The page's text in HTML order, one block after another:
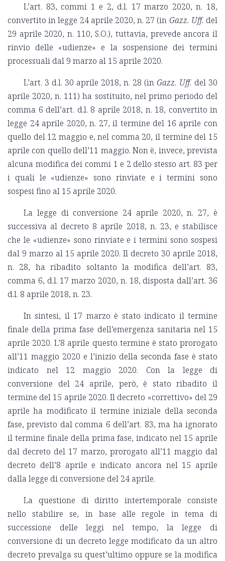
L’art. 83, commi 1 e 2, d.l. 17 marzo 2020, n. 18,
convertito in legge 24 aprile 2020, n. 27 (in Gazz. Uff. del
29 aprile 2020, n. 110, S.O.), tuttavia, prevede ancora il
rinvio delle «udienze» e la sospensione dei termini
processuali dal 9 marzo al 15 aprile 2020.
L’art. 3 d.l. 30 aprile 2018, n. 28 (in Gazz. Uff. del 30
aprile 2020, n. 111) ha sostituito, nel primo periodo del
comma 6 dell’art. d.l. 8 aprile 2018, n. 18, convertito in
legge 24 aprile 2020, n. 27, il termine del 16 aprile con
quello del 12 maggio e, nel comma 20, il termine del 15
aprile con quello dell’11 maggio. Non è, invece, prevista
alcuna modifica dei commi 1 e 2 dello stesso art. 83 per
i quali le «udienze» sono rinviate e i termini sono
sospesi fino al 15 aprile 2020.
La legge di conversione 24 aprile 2020, n. 27, è
successiva al decreto 8 aprile 2018, n. 23, e stabilisce
che le «udienze» sono rinviate e i termini sono sospesi
dal 9 marzo al 15 aprile 2020. Il decreto 30 aprile 2018,
n. 28, ha ribadito soltanto la modifica dell’art. 83,
comma 6, d.l. 17 marzo 2020, n. 18, disposta dall’art. 36
d.l. 8 aprile 2018, n. 23.
In sintesi, il 17 marzo è stato indicato il termine
finale della prima fase dell’emergenza sanitaria nel 15
aprile 2020. L’8 aprile questo termine è stato prorogato
all’11 maggio 2020 e l’inizio della seconda fase è stato
indicato nel 12 maggio 2020. Con la legge di
conversione del 24 aprile, però, è stato ribadito il
termine del 15 aprile 2020. Il decreto «correttivo» del 29
aprile ha modificato il termine iniziale della seconda
fase, previsto dal comma 6 dell’art. 83, ma ha ignorato
il termine finale della prima fase, indicato nel 15 aprile
dal decreto del 17 marzo, prorogato all’11 maggio dal
decreto dell’8 aprile e indicato ancora nel 15 aprile
dalla legge di conversione del 24 aprile.
La questione di diritto intertemporale consiste
nello stabilire se, in base alle regole in tema di
successione delle leggi nel tempo, la legge di
conversione di un decreto legge modificato da un altro
decreto prevalga su quest’ultimo oppure se la modifica